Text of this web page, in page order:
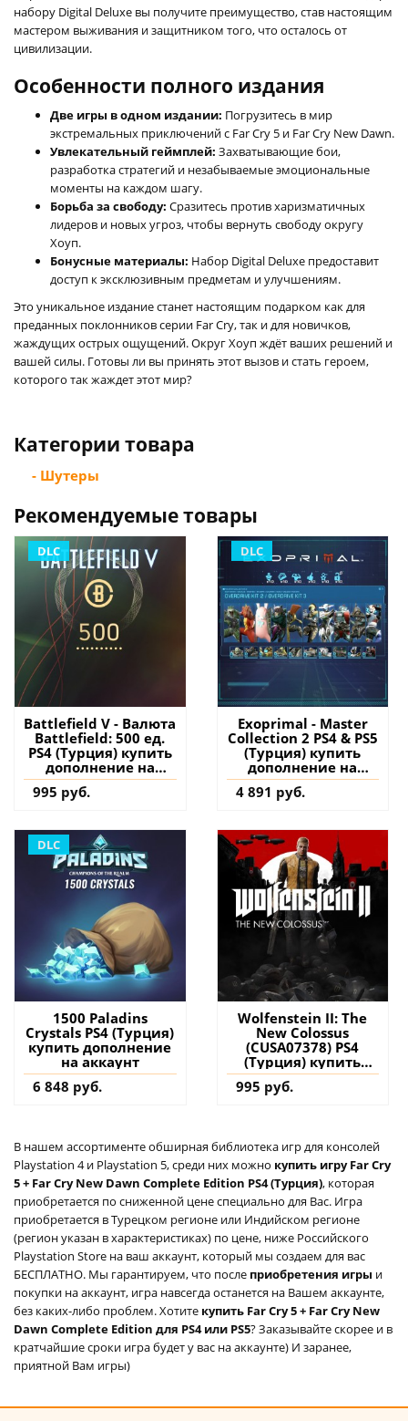
набору Digital Deluxe вы получите преимущество, став настоящим
мастером выживания и защитником того, что осталось от
цивилизации.
Особенности полного издания
Две игры в одном издании: Погрузитесь в мир
экстремальных приключений с Far Cry 5 и Far Cry New Dawn.
Увлекательный геймплей: Захватывающие бои,
разработка стратегий и незабываемые эмоциональные
моменты на каждом шагу.
Борьба за свободу: Сразитесь против харизматичных
лидеров и новых угроз, чтобы вернуть свободу округу
Хоуп.
Бонусные материалы: Набор Digital Deluxe предоставит
доступ к эксклюзивным предметам и улучшениям.
Это уникальное издание станет настоящим подарком как для
преданных поклонников серии Far Cry, так и для новичков,
жаждущих острых ощущений. Округ Хоуп ждёт ваших решений и
вашей силы. Готовы ли вы принять этот вызов и стать героем,
которого так жаждет этот мир?
Категории товара
- Шутеры
Рекомендуемые товары
DLC
Battlefield V - Валюта
Battlefield: 500 ед.
PS4 (Турция) купить
дополнение на
аккаунт
995 руб.
DLC
Exoprimal - Master
Collection 2 PS4 & PS5
(Турция) купить
дополнение на
аккаунт
4 891 руб.
DLC
1500 Paladins
Crystals PS4 (Турция)
купить дополнение
на аккаунт
6 848 руб.
Wolfenstein II: The
New Colossus
(CUSA07378) PS4
(Турция) купить
игру на аккаунт
995 руб.
В нашем ассортименте обширная библиотека игр для консолей
Playstation 4 и Playstation 5, среди них можно купить игру Far Cry
5 + Far Cry New Dawn Complete Edition PS4 (Турция), которая
приобретается по сниженной цене специально для Вас. Игра
приобретается в Турецком регионе или Индийском регионе
(регион указан в характеристиках) по цене, ниже Российского
Playstation Store на ваш аккаунт, который мы создаем для вас
БЕСПЛАТНО. Мы гарантируем, что после приобретения игры и
покупки на аккаунт, игра навсегда останется на Вашем аккаунте,
без каких-либо проблем. Хотите купить Far Cry 5 + Far Cry New
Dawn Complete Edition для PS4 или PS5? Заказывайте скорее и в
кратчайшие сроки игра будет у вас на аккаунте) И заранее,
приятной Вам игры)